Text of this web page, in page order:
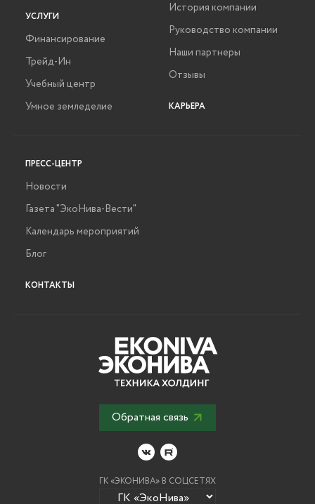
УСЛУГИ
Финансирование
Трейд-Ин
Учебный центр
Умное земледелие
История компании
Руководство компании
Наши партнеры
Отзывы
КАРЬЕРА
ПРЕСС-ЦЕНТР
Новости
Газета "ЭкоНива-Вести"
Календарь мероприятий
Блог
КОНТАКТЫ
Обратная связь
ГК «ЭКОНИВА» В СОЦСЕТЯХ